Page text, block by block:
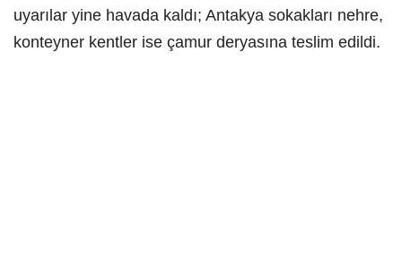
uyarılar yine havada kaldı; Antakya sokakları nehre,
konteyner kentler ise çamur deryasına teslim edildi.